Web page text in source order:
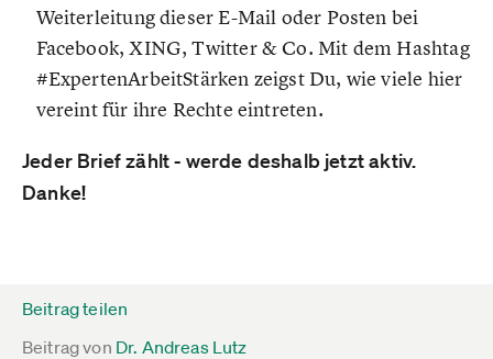
Weiterleitung dieser E-Mail oder Posten bei
Facebook, XING, Twitter & Co. Mit dem Hashtag
#ExpertenArbeitStärken zeigst Du, wie viele hier
vereint für ihre Rechte eintreten.
Jeder Brief zählt - werde deshalb jetzt aktiv.
Danke!
Beitrag teilen
Beitrag von Dr. Andreas Lutz